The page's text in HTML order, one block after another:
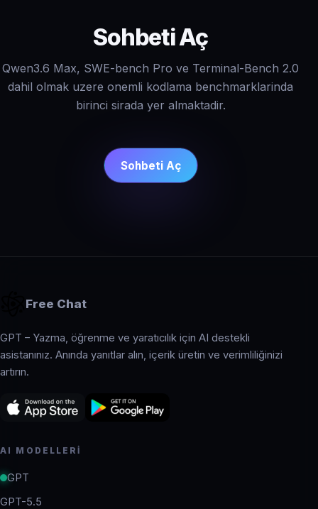
Sohbeti Aç
Qwen3.6 Max, SWE-bench Pro ve Terminal-Bench 2.0
dahil olmak uzere onemli kodlama benchmarklarinda
birinci sirada yer almaktadir.
Sohbeti Aç
Free Chat
GPT – Yazma, öğrenme ve yaratıcılık için AI destekli
asistanınız. Anında yanıtlar alın, içerik üretin ve verimliliğinizi
artırın.
AI MODELLERI
GPT
GPT-5.5